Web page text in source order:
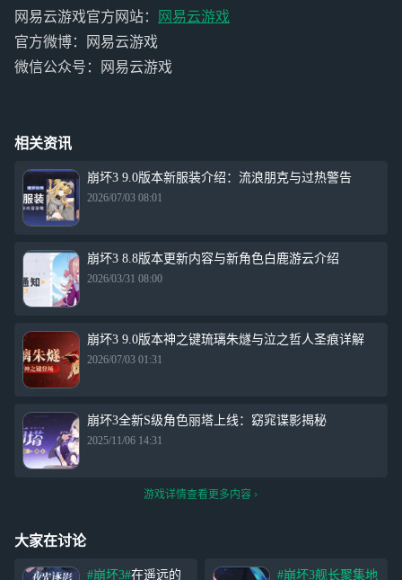
网易云游戏官方网站：
网易云游戏
官方微博：网易云游戏
微信公众号：网易云游戏
相关资讯
崩坏3 9.0版本新服装介绍：流浪朋克与过热警告
2026/07/03 08:01
崩坏3 8.8版本更新内容与新角色白鹿游云介绍
2026/03/31 08:00
崩坏3 9.0版本神之键琉璃朱燧与泣之哲人圣痕详解
2026/07/03 01:31
崩坏3全新S级角色丽塔上线：窈窕谍影揭秘
2025/11/06 14:31
游戏详情查看更多内容
大家在讨论
#崩坏3#在遥远的
#崩坏3舰长聚集地